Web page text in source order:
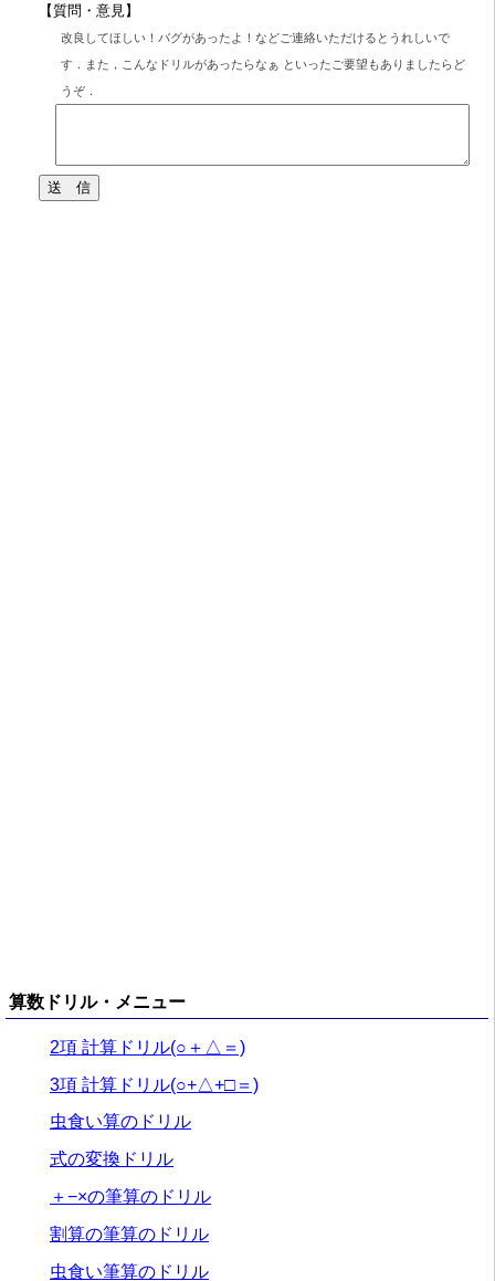
【質問・意見】
改良してほしい！バグがあったよ！などご連絡いただけるとうれしいで
す．また，こんなドリルがあったらなぁ といったご要望もありましたらど
うぞ．
算数ドリル・メニュー
2項 計算ドリル(○＋△＝)
3項 計算ドリル(○+△+□＝)
虫食い算のドリル
式の変換ドリル
＋−×の筆算のドリル
割算の筆算のドリル
虫食い筆算のドリル